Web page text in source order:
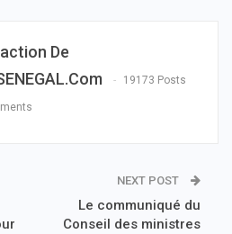
De
19173 Posts
NEXT POST
Le communiqué du
Conseil des ministres